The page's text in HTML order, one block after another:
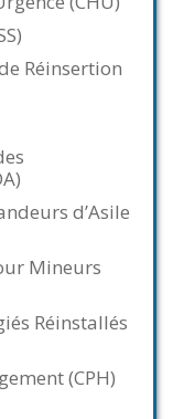
Réinsertion
d’Asile
Mineurs
Réinstallés
(CPH)